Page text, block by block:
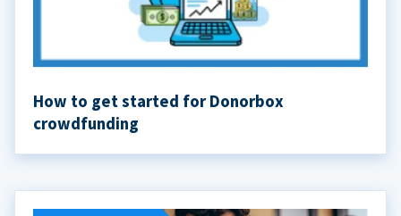
How to get started for Donorbox
crowdfunding